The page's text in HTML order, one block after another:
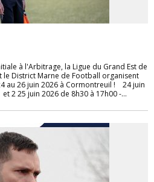
à l'Arbitrage, la Ligue du Grand Est de
District Marne de Football organisent
26 juin 2026 à Cormontreuil ! 24 juin
2 25 juin 2026 de 8h30 à 17h00 -...